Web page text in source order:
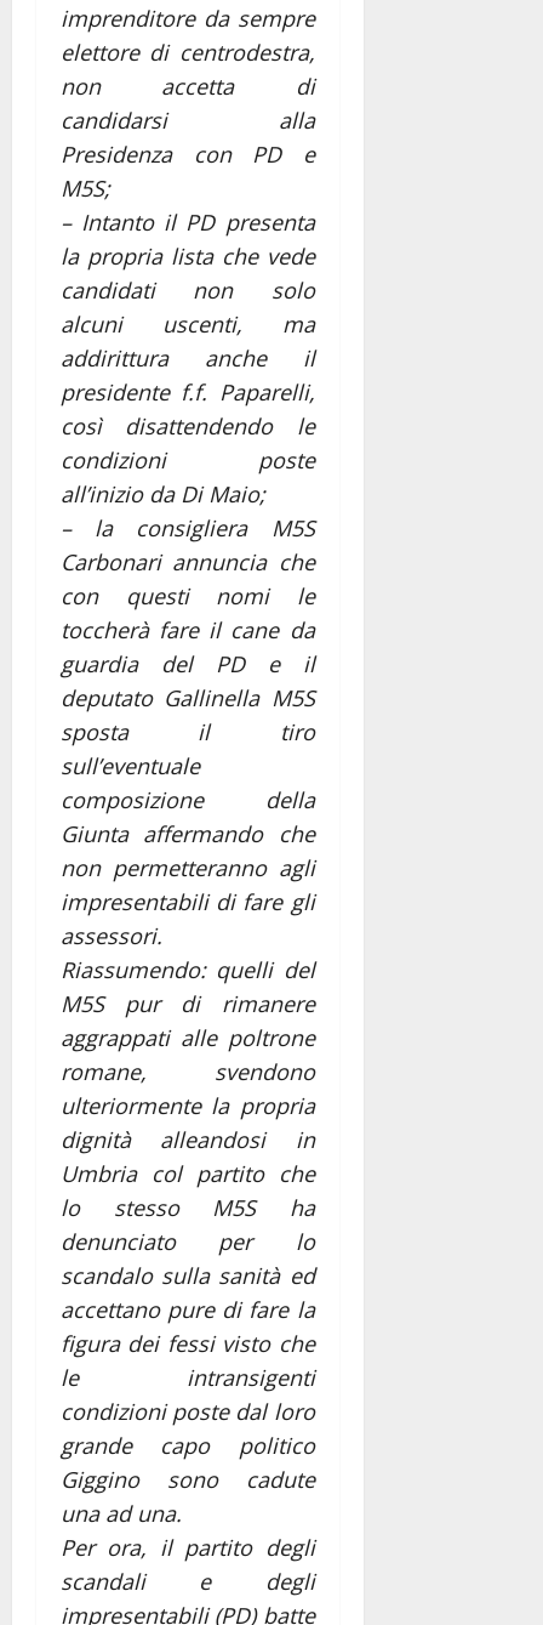
imprenditore da sempre
elettore di centrodestra,
non accetta di
candidarsi alla
Presidenza con PD e
M5S;
– Intanto il PD presenta
la propria lista che vede
candidati non solo
alcuni uscenti, ma
addirittura anche il
presidente f.f. Paparelli,
così disattendendo le
condizioni poste
all’inizio da Di Maio;
– la consigliera M5S
Carbonari annuncia che
con questi nomi le
toccherà fare il cane da
guardia del PD e il
deputato Gallinella M5S
sposta il tiro
sull’eventuale
composizione della
Giunta affermando che
non permetteranno agli
impresentabili di fare gli
assessori.
Riassumendo: quelli del
M5S pur di rimanere
aggrappati alle poltrone
romane, svendono
ulteriormente la propria
dignità alleandosi in
Umbria col partito che
lo stesso M5S ha
denunciato per lo
scandalo sulla sanità ed
accettano pure di fare la
figura dei fessi visto che
le intransigenti
condizioni poste dal loro
grande capo politico
Giggino sono cadute
una ad una.
Per ora, il partito degli
scandali e degli
impresentabili (PD) batte